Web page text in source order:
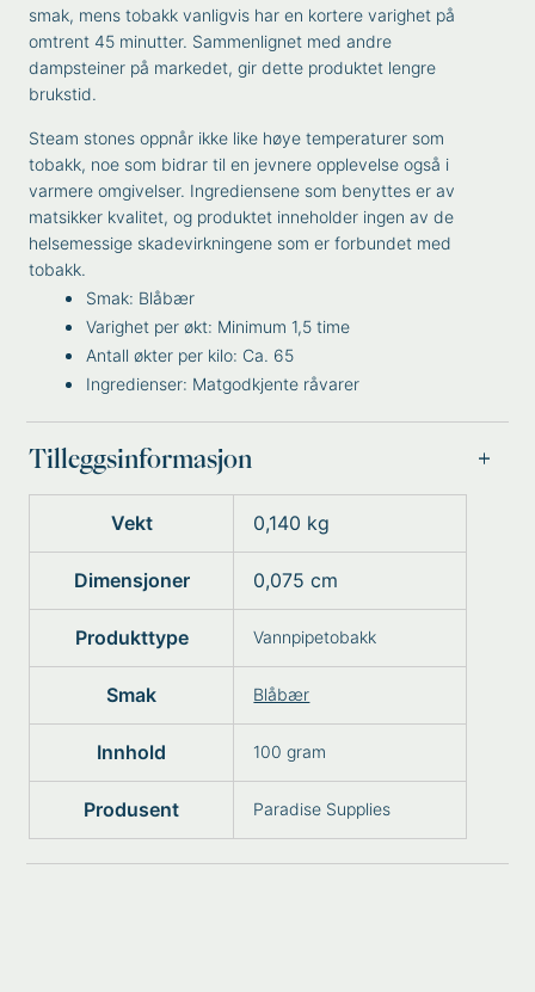
smak, mens tobakk vanligvis har en kortere varighet på
omtrent 45 minutter. Sammenlignet med andre
dampsteiner på markedet, gir dette produktet lengre
brukstid.
Steam stones oppnår ikke like høye temperaturer som
tobakk, noe som bidrar til en jevnere opplevelse også i
varmere omgivelser. Ingrediensene som benyttes er av
matsikker kvalitet, og produktet inneholder ingen av de
helsemessige skadevirkningene som er forbundet med
tobakk.
Smak: Blåbær
Varighet per økt: Minimum 1,5 time
Antall økter per kilo: Ca. 65
Ingredienser: Matgodkjente råvarer
Tilleggsinformasjon
Vekt 0,140 kg
Dimensjoner 0,075 cm
Produkttype Vannpipetobakk
Smak Blåbær
Innhold 100 gram
Produsent Paradise Supplies